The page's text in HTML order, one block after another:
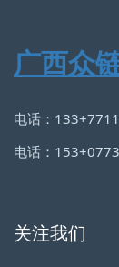
广西众
电话：
电话：
关注我们